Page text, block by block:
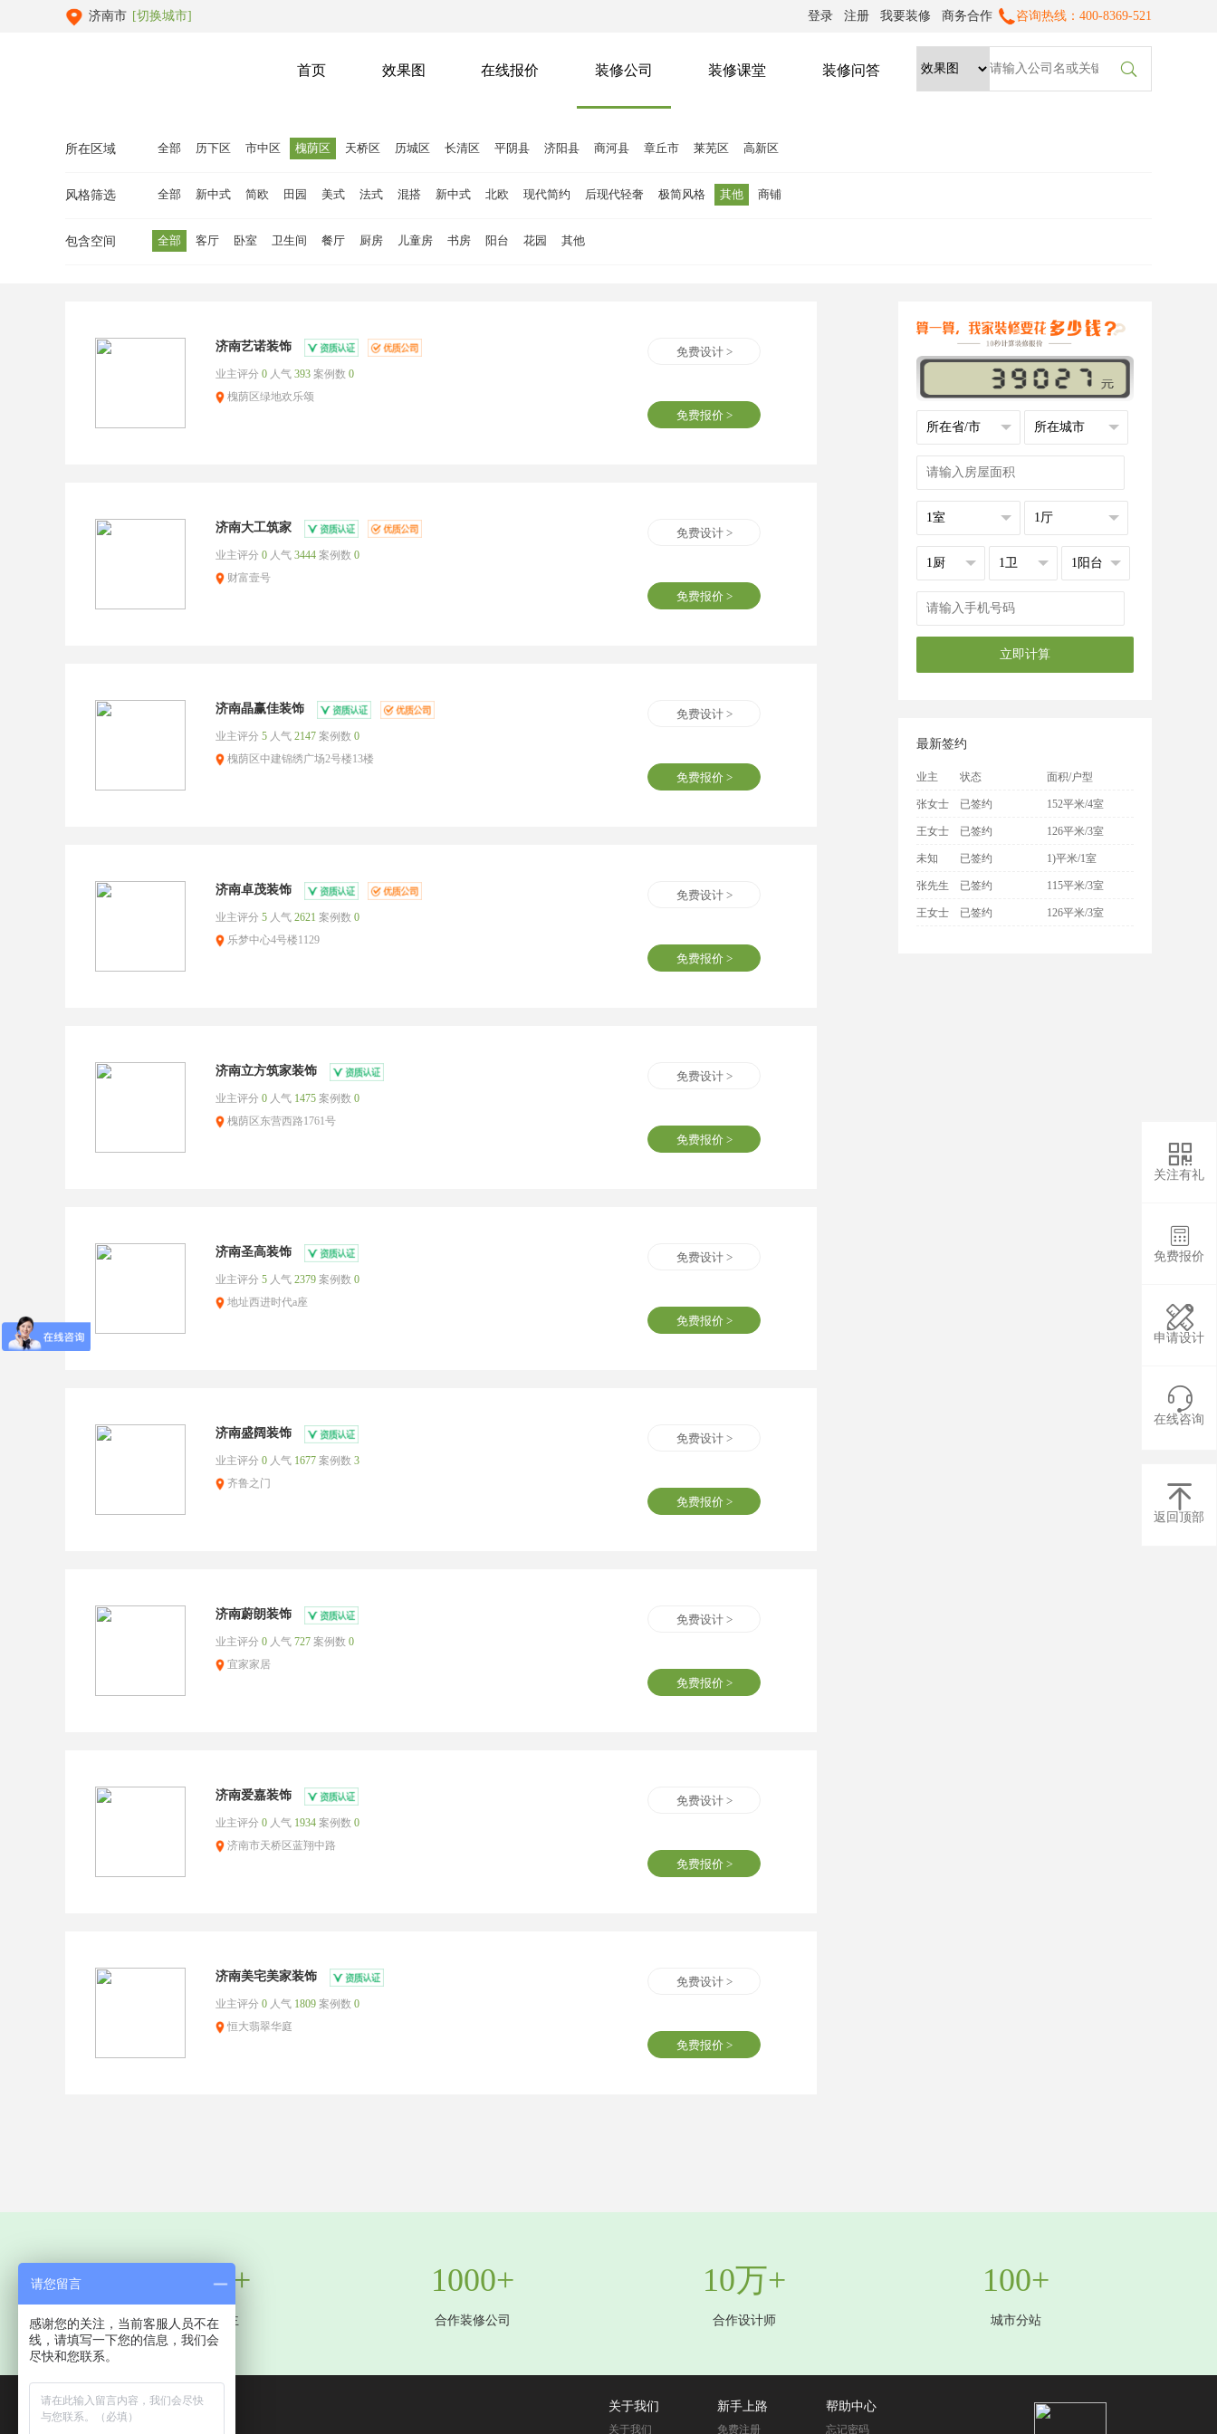
济南市 [切换城市] 咨询热线：400-8369-521
商务合作
我要装修
注册
登录

首页 效果图 在线报价 装修公司 装修课堂 装修问答
所在区域 全部 历下区 市中区 槐荫区 天桥区 历城区 长清区 平阴县 济阳县 商河县 章丘市 莱芜区 高新区
风格筛选 全部 新中式 简欧 田园 美式 法式 混搭 新中式 北欧 现代简约 后现代轻奢 极简风格 其他 商铺
包含空间 全部 客厅 卧室 卫生间 餐厅 厨房 儿童房 书房 阳台 花园 其他
济南艺诺装饰
业主评分 0 人气 393 案例数 0
槐荫区绿地欢乐颂
免费设计 >
免费报价 >
济南大工筑家
业主评分 0 人气 3444 案例数 0
财富壹号
免费设计 >
免费报价 >
济南晶赢佳装饰
业主评分 5 人气 2147 案例数 0
槐荫区中建锦绣广场2号楼13楼
免费设计 >
免费报价 >
济南卓茂装饰
业主评分 5 人气 2621 案例数 0
乐梦中心4号楼1129
免费设计 >
免费报价 >
济南立方筑家装饰
业主评分 0 人气 1475 案例数 0
槐荫区东营西路1761号
免费设计 >
免费报价 >
济南圣高装饰
业主评分 5 人气 2379 案例数 0
地址西进时代a座
免费设计 >
免费报价 >
济南盛阔装饰
业主评分 0 人气 1677 案例数 3
齐鲁之门
免费设计 >
免费报价 >
济南蔚朗装饰
业主评分 0 人气 727 案例数 0
宜家家居
免费设计 >
免费报价 >
济南爱嘉装饰
业主评分 0 人气 1934 案例数 0
济南市天桥区蓝翔中路
免费设计 >
免费报价 >
济南美宅美家装饰
业主评分 0 人气 1809 案例数 0
恒大翡翠华庭
免费设计 >
免费报价 >
最新签约
业主 状态 面积/户型
张女士 已签约 152平米/4室
王女士 已签约 126平米/3室
未知 已签约 1)平米/1室
张先生 已签约 115平米/3室
王女士 已签约 126平米/3室
100万+
服务中国业主
1000+
合作装修公司
10万+
合作设计师
100+
城市分站
全国统一电话： 关于我们
关于我们
新手上路
免费注册
帮助中心
忘记密码

关注有礼

免费报价

申请设计

在线咨询

返回顶部
请您留言
感谢您的关注，当前客服人员不在
线，请填写一下您的信息，我们会
尽快和您联系。